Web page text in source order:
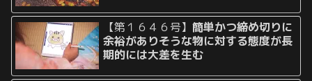
【第１６４６号】簡単かつ締め切りに
余裕がありそうな物に対する態度が長
期的には大差を生む